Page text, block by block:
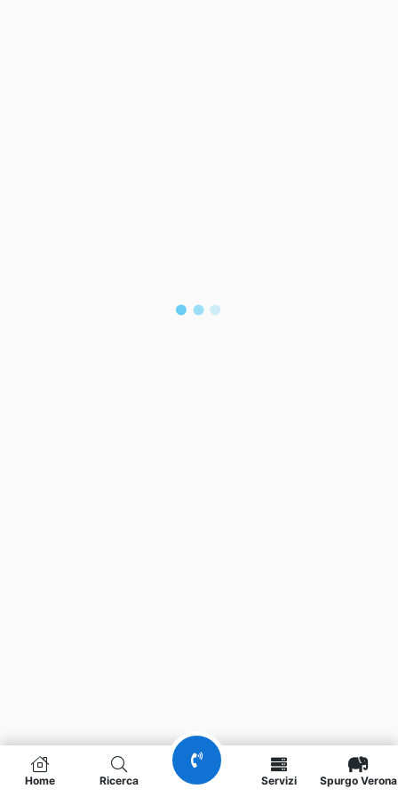
Home Ricerca Servizi Spurgo Verona